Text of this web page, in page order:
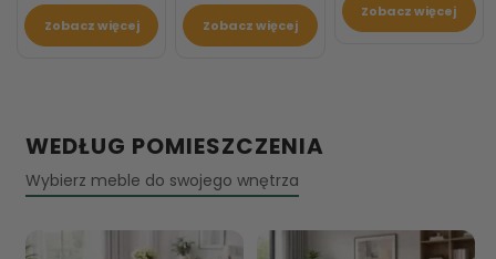
Zobacz więcej Zobacz więcej
Zobacz więcej
WEDŁUG POMIESZCZENIA
Wybierz meble do swojego wnętrza